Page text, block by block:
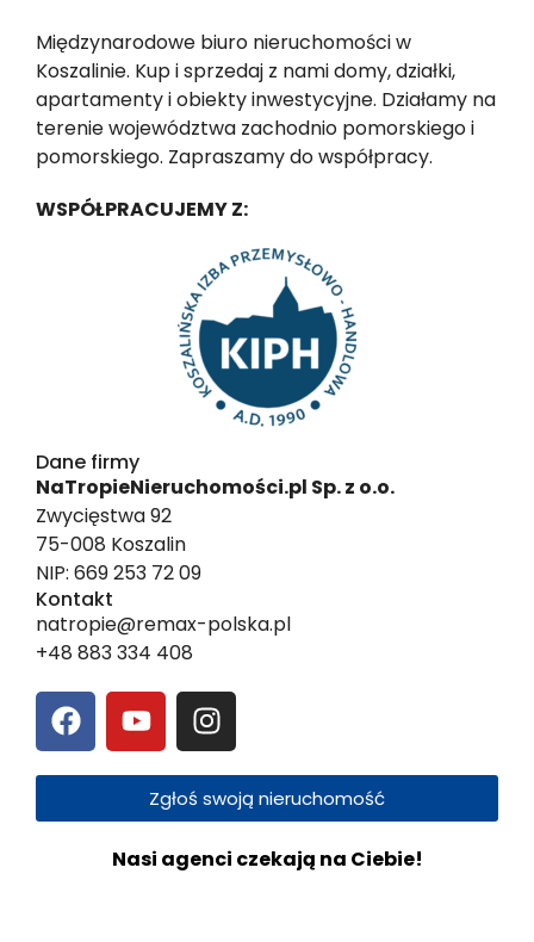
Międzynarodowe biuro nieruchomości w
Koszalinie. Kup i sprzedaj z nami domy, działki,
apartamenty i obiekty inwestycyjne. Działamy na
terenie województwa zachodnio pomorskiego i
pomorskiego. Zapraszamy do współpracy.
WSPÓŁPRACUJEMY Z:
Dane firmy
NaTropieNieruchomości.pl Sp. z o.o.
Zwycięstwa 92
75-008 Koszalin
NIP: 669 253 72 09
Kontakt
natropie@remax-polska.pl
+48 883 334 408
Zgłoś swoją nieruchomość
Nasi agenci czekają na Ciebie!